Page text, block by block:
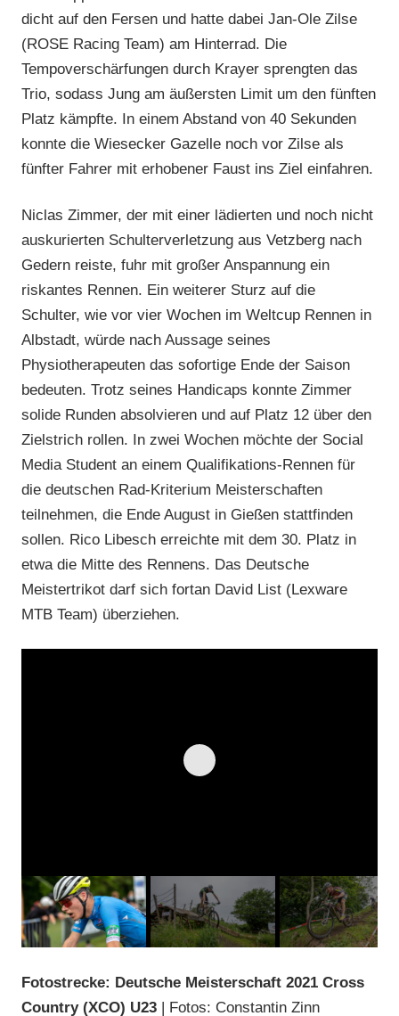
dicht auf den Fersen und hatte dabei Jan-Ole Zilse
(ROSE Racing Team) am Hinterrad. Die
Tempoverschärfungen durch Krayer sprengten das
Trio, sodass Jung am äußersten Limit um den fünften
Platz kämpfte. In einem Abstand von 40 Sekunden
konnte die Wiesecker Gazelle noch vor Zilse als
fünfter Fahrer mit erhobener Faust ins Ziel einfahren.
Niclas Zimmer, der mit einer lädierten und noch nicht
auskurierten Schulterverletzung aus Vetzberg nach
Gedern reiste, fuhr mit großer Anspannung ein
riskantes Rennen. Ein weiterer Sturz auf die
Schulter, wie vor vier Wochen im Weltcup Rennen in
Albstadt, würde nach Aussage seines
Physiotherapeuten das sofortige Ende der Saison
bedeuten. Trotz seines Handicaps konnte Zimmer
solide Runden absolvieren und auf Platz 12 über den
Zielstrich rollen. In zwei Wochen möchte der Social
Media Student an einem Qualifikations-Rennen für
die deutschen Rad-Kriterium Meisterschaften
teilnehmen, die Ende August in Gießen stattfinden
sollen. Rico Libesch erreichte mit dem 30. Platz in
etwa die Mitte des Rennens. Das Deutsche
Meistertrikot darf sich fortan David List (Lexware
MTB Team) überziehen.
Fotostrecke: Deutsche Meisterschaft 2021 Cross
Country (XCO) U23 | Fotos: Constantin Zinn